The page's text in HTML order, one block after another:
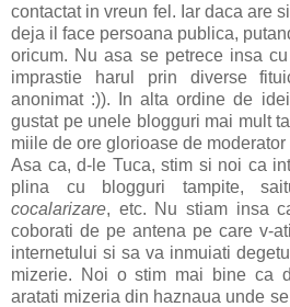
contactat in vreun fel. Iar daca are
deja il face persoana publica,
oricum. Nu asa se petrece insa
imprastie harul prin diverse
anonimat :)). In alta ordine de
gustat pe unele blogguri mai mult
miile de ore glorioase de
Asa ca, d-le Tuca, stim si noi ca
plina cu blogguri tampite,
cocalarizare, etc. Nu stiam insa
coborati de pe antena pe care v-
internetului si sa va inmuiati
mizerie. Noi o stim mai bine ca
aratati mizeria din haznaua unde